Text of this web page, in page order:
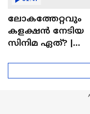
ലോകത്തേറ്റവും
കളക്ഷൻ നേടിയ
സിനിമ ഏത്? |